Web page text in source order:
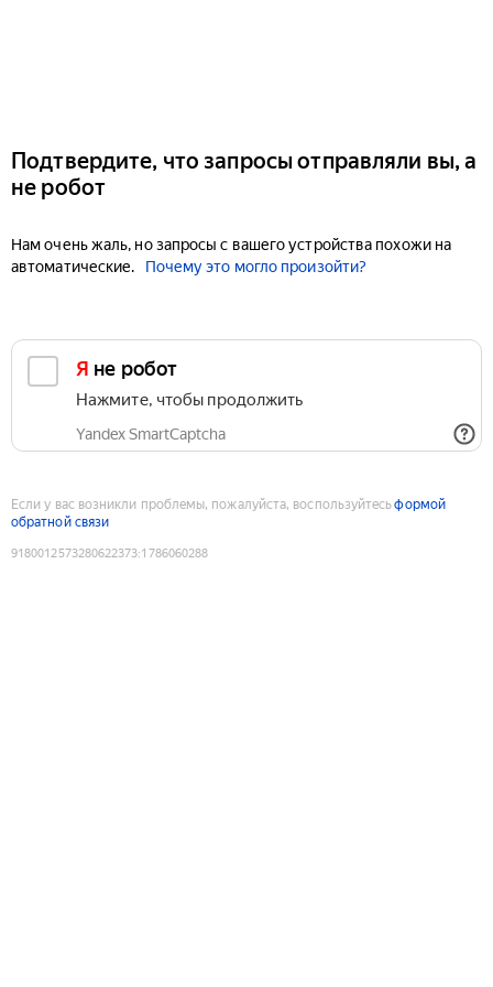
Подтвердите, что запросы отправляли вы, а
не робот
Нам очень жаль, но запросы с вашего устройства похожи на
автоматические.
Почему это могло произойти?
Я не робот
Нажмите, чтобы продолжить
Yandex SmartCaptcha
Если у вас возникли проблемы, пожалуйста, воспользуйтесьформой
обратной связи
9180012573280622373:1786060288